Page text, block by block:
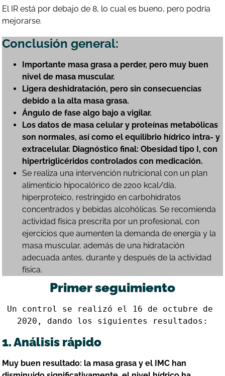
El IR está por debajo de 8, lo cual es bueno, pero podría
mejorarse.
Conclusión general:
Importante masa grasa a perder, pero muy buen
nivel de masa muscular.
Ligera deshidratación, pero sin consecuencias
debido a la alta masa grasa.
Ángulo de fase algo bajo a vigilar.
Los datos de masa celular y proteínas metabólicas
son normales, así como el equilibrio hídrico intra- y
extracelular. Diagnóstico final: Obesidad tipo I, con
hipertriglicéridos controlados con medicación.
Se realiza una intervención nutricional con un plan
alimenticio hipocalórico de 2200 kcal/día,
hiperproteico, restringido en carbohidratos
concentrados y bebidas alcohólicas. Se recomienda
actividad física prescrita por un profesional, con
ejercicios que aumenten la demanda de energía y la
masa muscular, además de una hidratación
adecuada antes, durante y después de la actividad
física.
Primer seguimiento
Un control se realizó el 16 de octubre de
2020, dando los siguientes resultados:
1. Análisis rápido
Muy buen resultado: la masa grasa y el IMC han